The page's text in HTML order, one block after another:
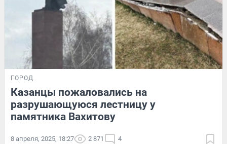
ГОРОД
Казанцы пожаловались на
разрушающуюся лестницу у
памятника Вахитову
8 апреля, 2025, 18:27 2 871 4